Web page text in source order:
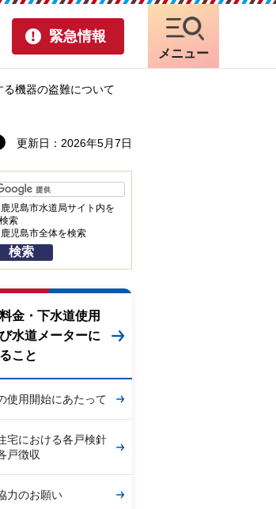
緊急情報
メニュー
機器の盗難について
更新日：2026年5月7日
鹿児島市水道局サイト内を
検索
鹿児島市全体を検索
金・下水道使用
水道メーターに
こと
使用開始にあたって
宅における各戸検針
戸徴収
力のお願い